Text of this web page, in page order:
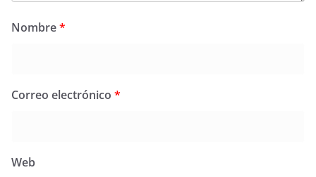
Nombre*
Correo electrónico *
Web